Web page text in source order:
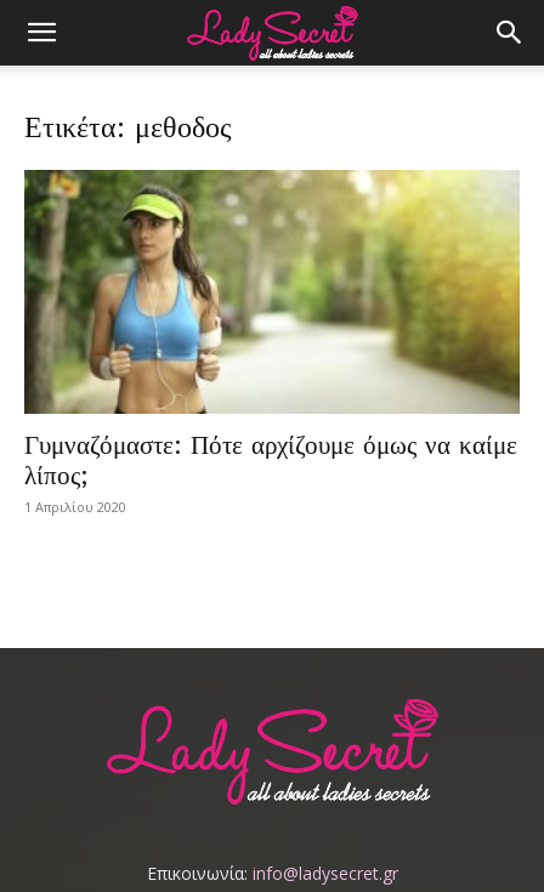
Ετικέτα: μεθοδος
Γυμναζόμαστε: Πότε αρχίζουμε όμως να καίμε
λίπος;
1 Απριλίου 2020
Επικοινωνία: info@ladysecret.gr